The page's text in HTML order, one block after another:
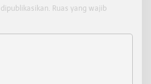
Ruas yang wajib